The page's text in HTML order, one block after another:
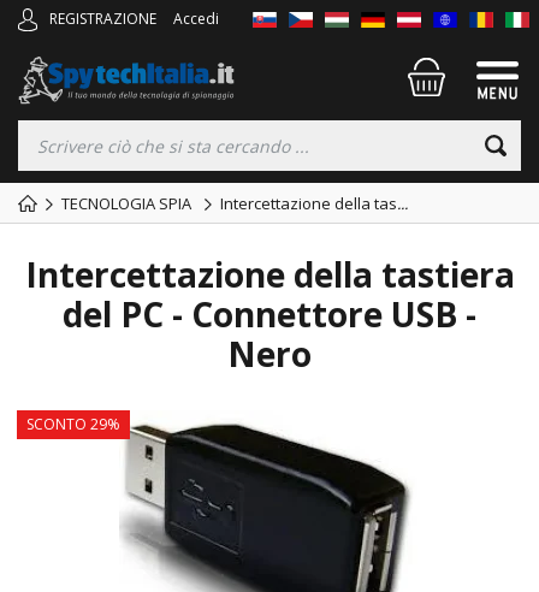
REGISTRAZIONE Accedi
TECNOLOGIA SPIA Intercettazione della tas...
Intercettazione della tastiera
del PC - Connettore USB -
Nero
SCONTO 29%